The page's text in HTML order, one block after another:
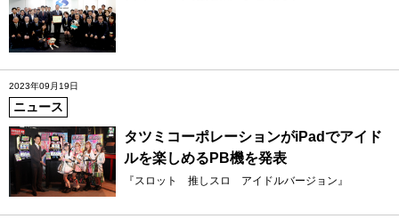
2023年09月19日
ニュース
タツミコーポレーションがiPadでアイド
ルを楽しめるPB機を発表
『スロット 推しスロ アイドルバージョン』